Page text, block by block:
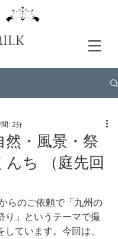
然・風景・祭
んち （庭先回
: 2分
り」というテーマで撮
しています。今回は、